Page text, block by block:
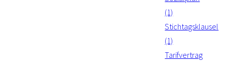
(1)
Stichtagsklausel
(1)
Tarifvertrag